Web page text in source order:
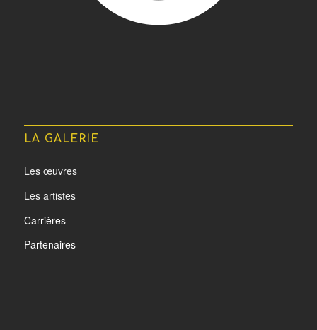
LA GALERIE
Les œuvres
Les artistes
Carrières
Partenaires